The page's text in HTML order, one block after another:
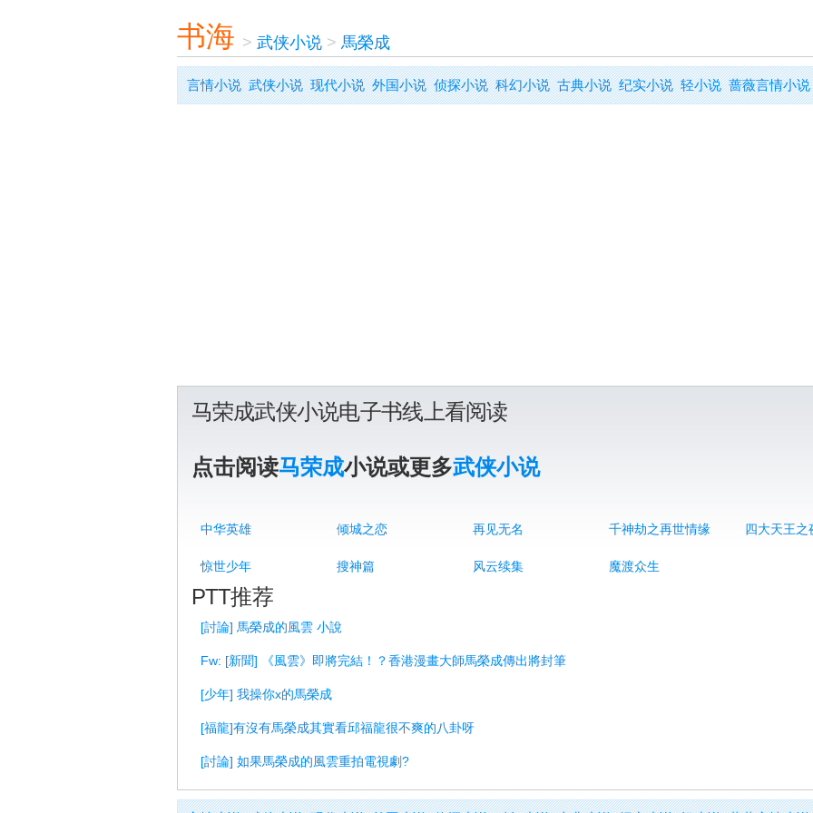
书海 > 武侠小说> 馬榮成
言情小说 武侠小说 现代小说 外国小说 侦探小说 科幻小说 古典小说 纪实小说 轻小说 蔷薇言情小说
马荣成武侠小说电子书线上看阅读
点击阅读马荣成小说或更多武侠小说
中华英雄 倾城之恋 再见无名 千神劫之再世情缘 四大天王之
惊世少年 搜神篇 风云续集 魔渡众生
PTT推荐
[討論] 馬榮成的風雲 小說
Fw: [新聞] 《風雲》即將完結！？香港漫畫大師馬榮成傳出將封筆
[少年] 我操你x的馬榮成
[福龍]有沒有馬榮成其實看邱福龍很不爽的八卦呀
[討論] 如果馬榮成的風雲重拍電視劇?